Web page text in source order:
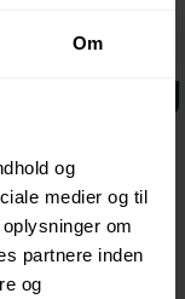
Om
og
medier og til
om
partnere inden
og
til
bidrag